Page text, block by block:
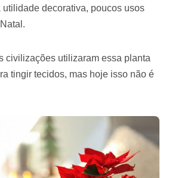
decorativa, poucos usos
civilizações utilizaram essa planta
tingir tecidos, mas hoje isso não é